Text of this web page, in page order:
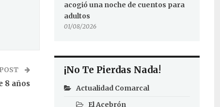
8 años
acogió una noche de cuentos para
adultos
01/08/2026
¡No Te Pierdas Nada!
Actualidad Comarcal
El Acebrón